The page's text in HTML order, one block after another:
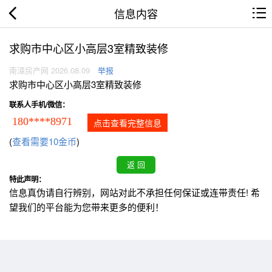
信息内容
求购市中心区小高层3室精致装修
南漳房产网 2026.08.09 举报
求购市中心区小高层3室精致装修
联系人手机/微信：
180****8971 点击查看完整信息
(查看需要10金币)
特此声明：
信息真伪请自行辨别，网站对此不承担任何保证或连带责任! 希
望我们的平台能为您带来更多的便利！